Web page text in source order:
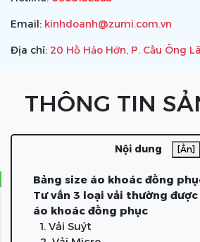
Email: kinhdoanh@zumi.com.vn
Địa chỉ: 20 Hồ Hảo Hớn, P. Cầu Ông
THÔNG TIN
Nội dung [Ẩn]
Bảng size áo khoác đồng
Tư vấn 3 loại vải thường
áo khoác đồng phục
1. Vải Suýt